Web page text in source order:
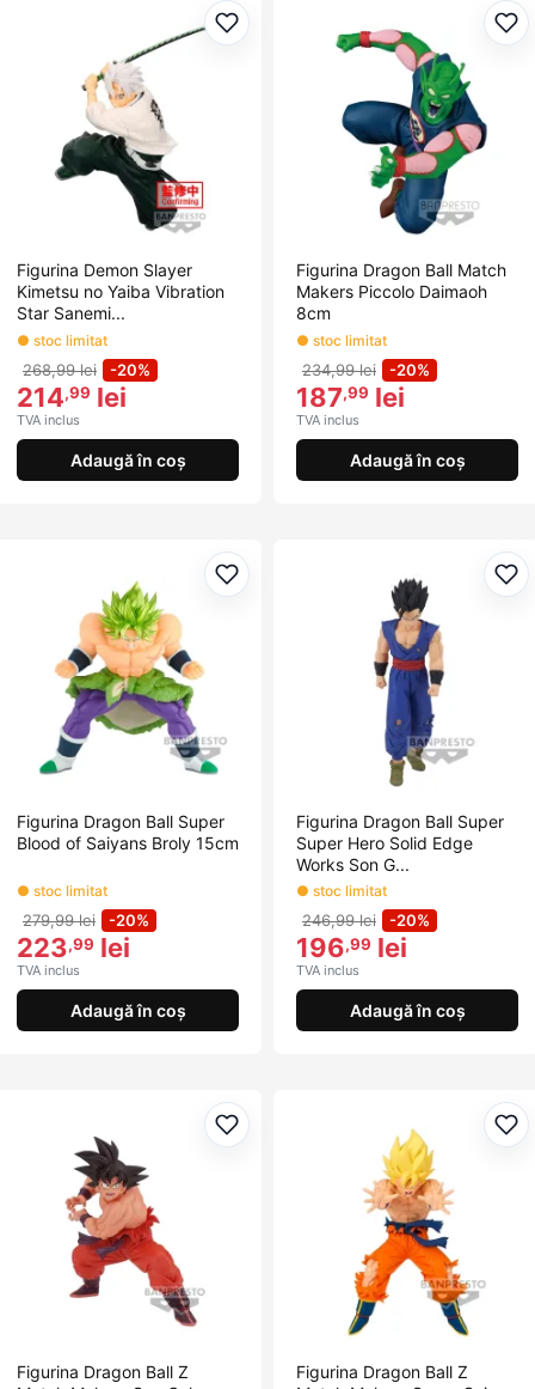
Adaugă la favorite
Figurina Demon Slayer
Kimetsu no Yaiba Vibration
Star Sanemi...
● stoc limitat
268,99 lei -20%
214,99 lei
TVA inclus
Adaugă în coș
Figurina Dragon Ball Match
Makers Piccolo Daimaoh
8cm
● stoc limitat
234,99 lei -20%
187,99 lei
TVA inclus
Adaugă în coș
Adaugă la favorite
Figurina Dragon Ball Super
Blood of Saiyans Broly 15cm
● stoc limitat
279,99 lei -20%
223,99 lei
TVA inclus
Adaugă în coș
Figurina Dragon Ball Super
Super Hero Solid Edge
Works Son G...
● stoc limitat
246,99 lei -20%
196,99 lei
TVA inclus
Adaugă în coș
Adaugă la favorite
Figurina Dragon Ball Z
Figurina Dragon Ball Z